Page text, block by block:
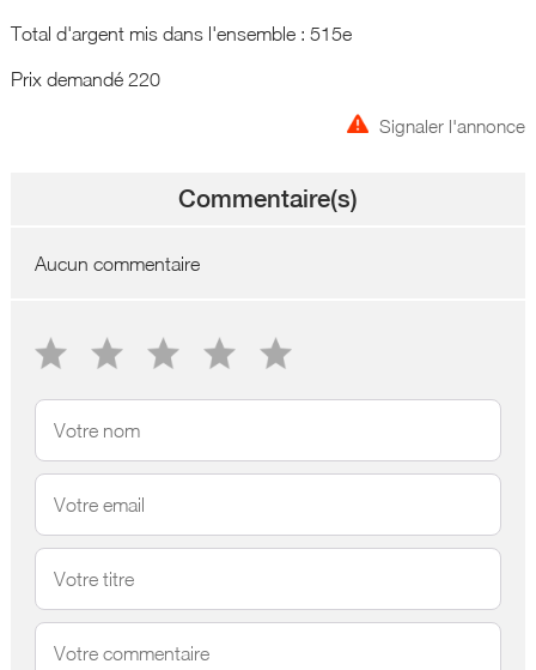
Total d'argent mis dans l'ensemble : 515e
Prix demandé 220
Signaler l'annonce
Commentaire(s)
Aucun commentaire